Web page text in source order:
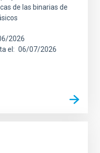
de las binarias de
2026
el
06/07/2026